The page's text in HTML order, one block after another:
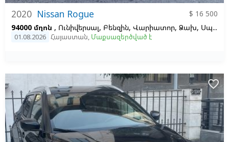
2020 Nissan Rogue
$ 16 500
94000 մղոն , Ունիվերսալ, Բենզին, Վարիատոր, Ձախ, Սպիտակ
01.08.2026 Հայաստան, Մաքսազերծված է
favorite_border